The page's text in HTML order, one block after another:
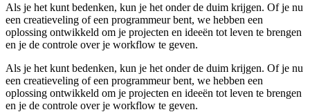
Als je het kunt bedenken, kun je het onder de duim krijgen. Of je nu
een creatieveling of een programmeur bent, we hebben een
oplossing ontwikkeld om je projecten en ideeën tot leven te brengen
en je de controle over je workflow te geven.
Als je het kunt bedenken, kun je het onder de duim krijgen. Of je nu
een creatieveling of een programmeur bent, we hebben een
oplossing ontwikkeld om je projecten en ideeën tot leven te brengen
en je de controle over je workflow te geven.